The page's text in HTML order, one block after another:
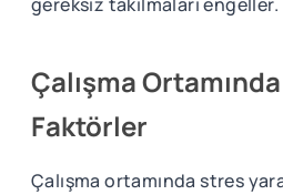
Çalışma
Faktörler
Çalışma ortamında stres